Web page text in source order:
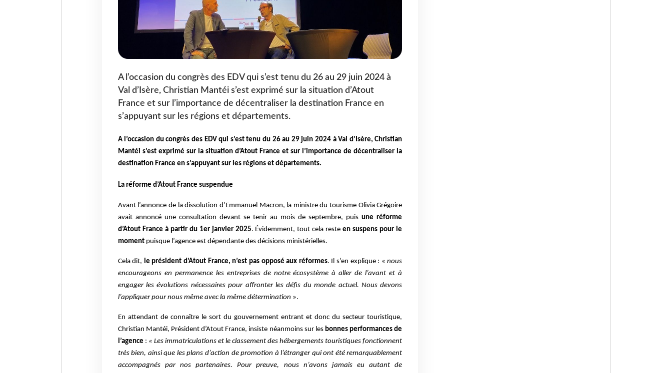
A l’occasion du congrès des EDV qui s’est tenu du 26 au 29 juin 2024 à
Val d’Isère, Christian Mantéi s’est exprimé sur la situation d’Atout
France et sur l’importance de décentraliser la destination France en
s’appuyant sur les régions et départements.
A l’occasion du congrès des EDV qui s’est tenu du 26 au 29 juin 2024 à Val d’Isère, Christian
Mantéi s’est exprimé sur la situation d’Atout France et sur l’importance de décentraliser la
destination France en s’appuyant sur les régions et départements.
La réforme d’Atout France suspendue
Avant l’annonce de la dissolution d’Emmanuel Macron, la ministre du tourisme Olivia Grégoire
avait annoncé une consultation devant se tenir au mois de septembre, puisune réforme
d’Atout France à partir du 1er janvier 2025. Évidemment, tout cela reste en suspens pour le
momentpuisque l’agence est dépendante des décisions ministérielles.
Cela dit, le président d’Atout France, n’est pas opposé aux réformes. Il s’en explique : «nous
encourageons en permanence les entreprises de notre écosystème à aller de l’avant et à
engager les évolutions nécessaires pour affronter les défis du monde actuel. Nous devons
l’appliquer pour nous même avec la même détermination ».
En attendant de connaître le sort du gouvernement entrant et donc du secteur touristique,
Christian Mantéi, Président d’Atout France, insiste néanmoins sur lesbonnes performances de
l’agence : « Les immatriculations et le classement des hébergements touristiques fonctionnent
très bien, ainsi que les plans d’action de promotion à l’étranger qui ont été remarquablement
accompagnés par nos partenaires. Pour preuve, nous n’avons jamais eu autant de